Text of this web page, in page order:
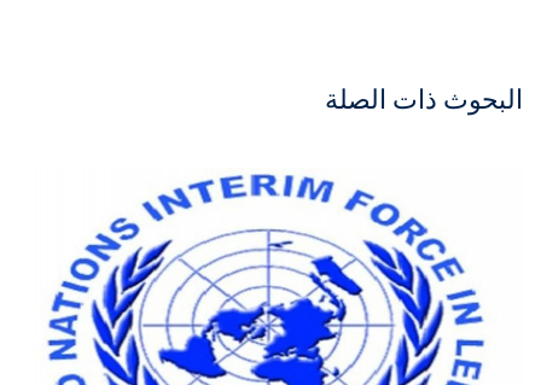
البحوث ذات الصلة